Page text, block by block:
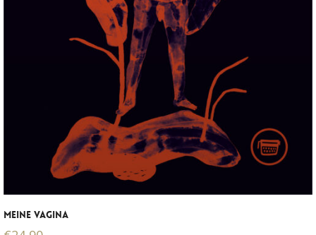
MEINE VAGINA